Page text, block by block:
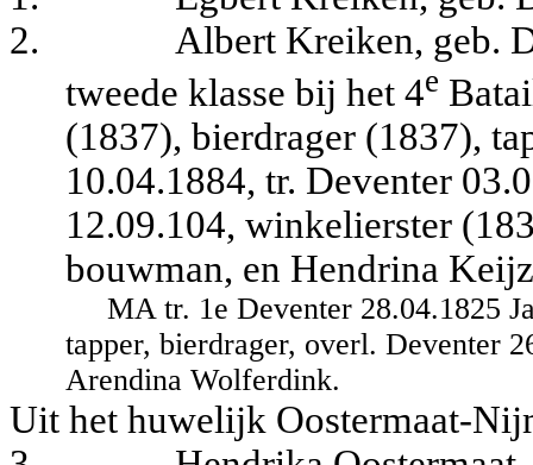
2.
Albert Kreiken, geb.
tweede klasse bij het 4e
(1837), bierdrager (1837),
10.04.1884, tr. Deventer
12.09.104, winkelierster
bouwman, en Hendrina
MA tr. 1e Deventer 28.04.1825
tapper, bierdrager, overl. Deventer
Arendina Wolferdink.
Uit het huwelijk Oostermaat-